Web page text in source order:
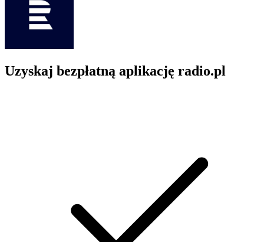
Uzyskaj bezpłatną aplikację radio.pl